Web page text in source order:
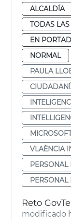
ALCALDÍA
TODAS
EN
NORMAL
PAULA
VLAÈNCIA
PERSONAL
PERSONAL
modificado